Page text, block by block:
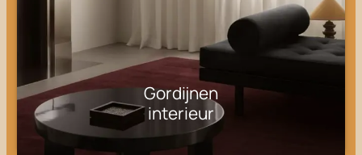
Gordijnen
interieur